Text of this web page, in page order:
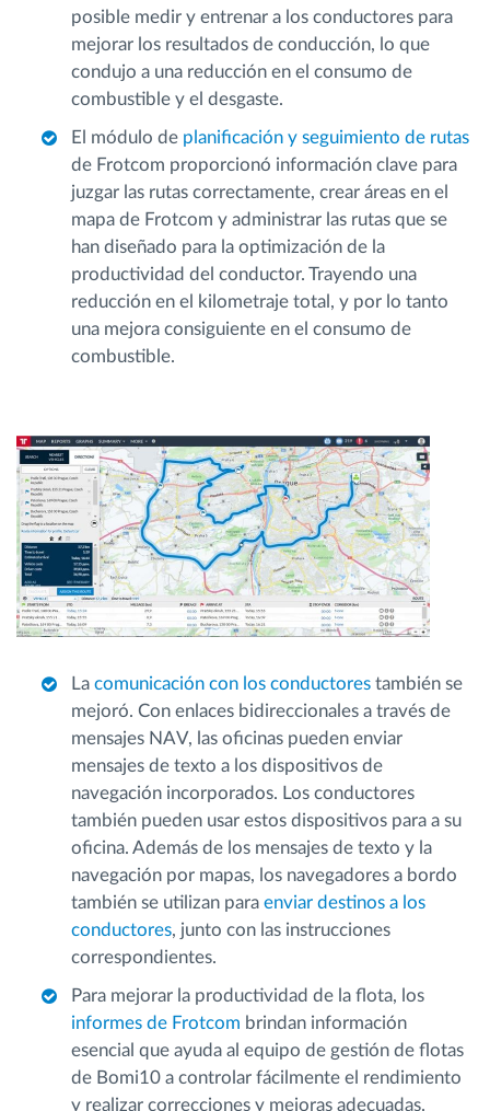
posible medir y entrenar a los conductores para
mejorar los resultados de conducción, lo que
condujo a una reducción en el consumo de
combustible y el desgaste.
El módulo de planificación y seguimiento de rutas
de Frotcom proporcionó información clave para
juzgar las rutas correctamente, crear áreas en el
mapa de Frotcom y administrar las rutas que se
han diseñado para la optimización de la
productividad del conductor. Trayendo una
reducción en el kilometraje total, y por lo tanto
una mejora consiguiente en el consumo de
combustible.
La comunicación con los conductores también se
mejoró. Con enlaces bidireccionales a través de
mensajes NAV, las oficinas pueden enviar
mensajes de texto a los dispositivos de
navegación incorporados. Los conductores
también pueden usar estos dispositivos para a su
oficina. Además de los mensajes de texto y la
navegación por mapas, los navegadores a bordo
también se utilizan para enviar destinos a los
conductores, junto con las instrucciones
correspondientes.
Para mejorar la productividad de la flota, los
informes de Frotcom brindan información
esencial que ayuda al equipo de gestión de flotas
de Bomi10 a controlar fácilmente el rendimiento
y realizar correcciones y mejoras adecuadas.